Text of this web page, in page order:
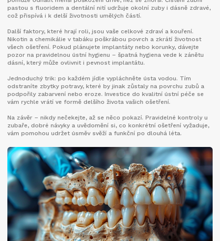
pastou s fluoridem a dentální nití udržuje okolní zuby i dásně zdravé,
což přispívá i k delší životnosti umělých částí.
Další faktory, které hrají roli, jsou vaše celkové zdraví a kouření.
Nikotin a chemikálie v tabáku poškrábou povrch a zkrátí životnost
všech ošetření. Pokud plánujete implantáty nebo korunky, dávejte
pozor na pravidelnou ústní hygienu – špatná hygiena vede k zánětu
dásní, který může ovlivnit i pevnost implantátu.
Jednoduchý trik: po každém jídle vypláchněte ústa vodou. Tím
odstraníte zbytky potravy, které by jinak zůstaly na povrchu zubů a
podpořily zabarvení nebo eroze. Investice do kvalitní ústní péče se
vám rychle vrátí ve formě delšího života vašich ošetření.
Na závěr – nikdy nečekejte, až se něco pokazí. Pravidelné kontroly u
zubaře, dobré návyky a uvědomění si, co konkrétní ošetření vyžaduje,
vám pomohou udržet úsměv svěží a funkční po dlouhá léta.